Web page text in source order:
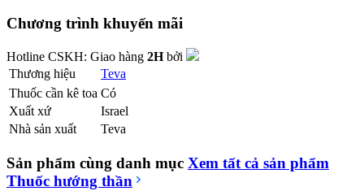
Chương trình khuyến mãi
Hotline CSKH: Giao hàng 2Hbởi
Thương hiệu
Teva
Thuốc cần kê toa Có
Xuất xứ
Israel
Nhà sản xuất
Teva
Sản phẩm cùng danh mục Xem tất cả sản phẩm
Thuốc hướng thần